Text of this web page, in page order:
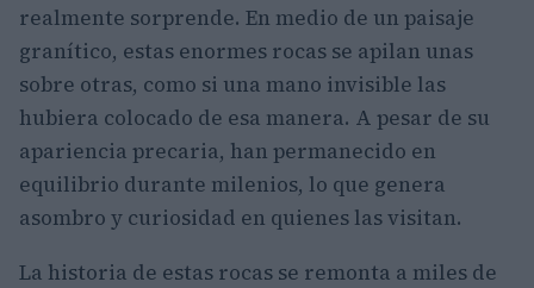
realmente sorprende. En medio de un paisaje
granítico, estas enormes rocas se apilan unas
sobre otras, como si una mano invisible las
hubiera colocado de esa manera. A pesar de su
apariencia precaria, han permanecido en
equilibrio durante milenios, lo que genera
asombro y curiosidad en quienes las visitan.
La historia de estas rocas se remonta a miles de